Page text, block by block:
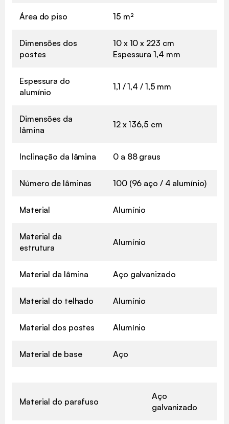
Área do piso 15 m²
Dimensões dos
postes
10 x 10 x 223 cm
Espessura 1,4 mm
Espessura do
alumínio
1,1 / 1,4 / 1,5 mm
Dimensões da
lâmina
12 x 136,5 cm
Inclinação da lâmina 0 a 88 graus
Número de lâminas 100 (96 aço / 4 alumínio)
Material Alumínio
Material da
estrutura
Alumínio
Material da lâmina Aço galvanizado
Material do telhado Alumínio
Material dos postes Alumínio
Material de base Aço
Material do parafuso
Aço
galvanizado